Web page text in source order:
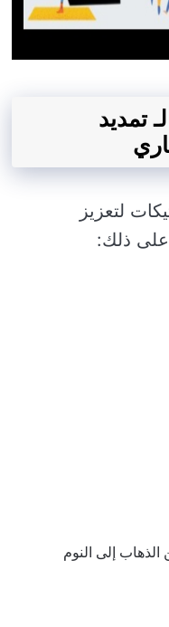
تمديد
لتعزيز
على ذلك:
إلى النوم